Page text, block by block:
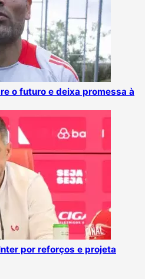
o futuro e deixa promessa à
por reforços e projeta